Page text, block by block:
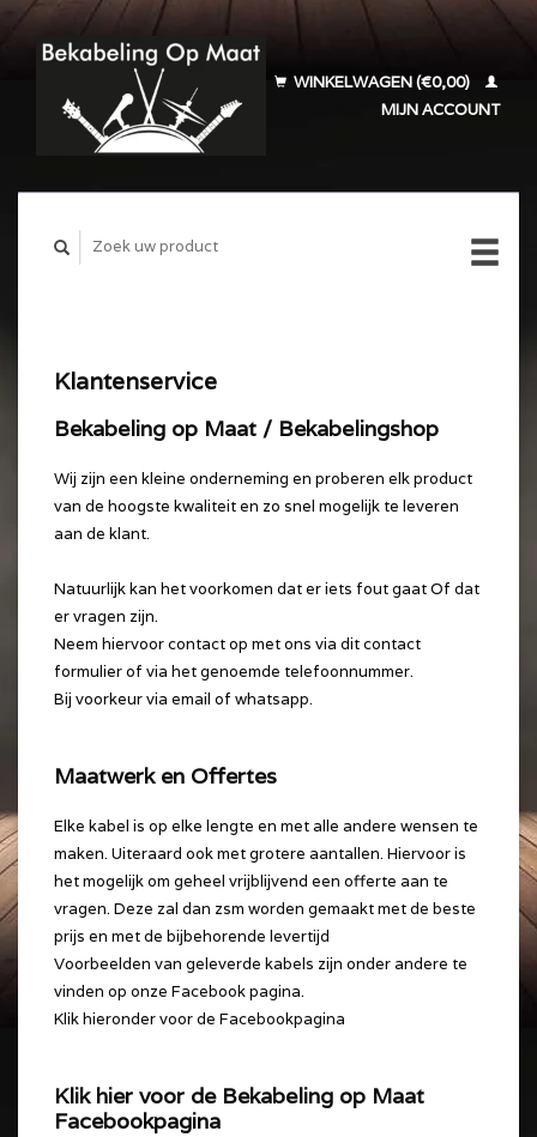
WINKELWAGEN (€0,00)
MIJN ACCOUNT
Klantenservice
Bekabeling op Maat / Bekabelingshop
Wij zijn een kleine onderneming en proberen elk product
van de hoogste kwaliteit en zo snel mogelijk te leveren
aan de klant.
Natuurlijk kan het voorkomen dat er iets fout gaat Of dat
er vragen zijn.
Neem hiervoor contact op met ons via dit contact
formulier of via het genoemde telefoonnummer.
Bij voorkeur via email of whatsapp.
Maatwerk en Offertes
Elke kabel is op elke lengte en met alle andere wensen te
maken. Uiteraard ook met grotere aantallen. Hiervoor is
het mogelijk om geheel vrijblijvend een offerte aan te
vragen. Deze zal dan zsm worden gemaakt met de beste
prijs en met de bijbehorende levertijd
Voorbeelden van geleverde kabels zijn onder andere te
vinden op onze Facebook pagina.
Klik hieronder voor de Facebookpagina
Klik hier voor de Bekabeling op Maat
Facebookpagina